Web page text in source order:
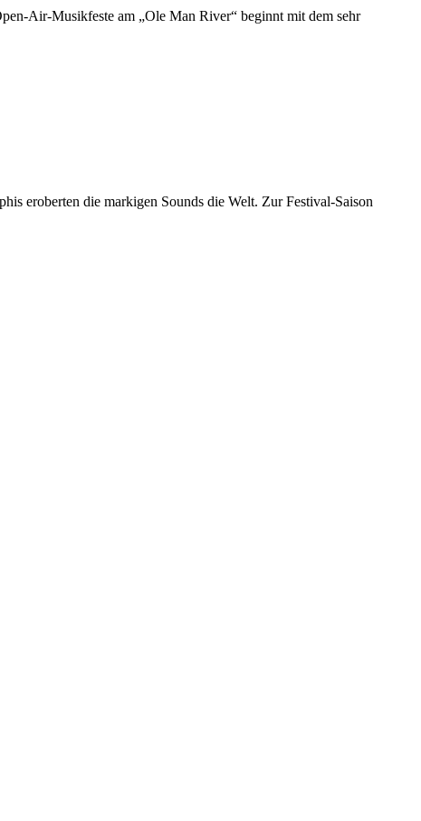
Air-Musikfeste am „Ole Man River“ beginnt mit dem sehr
eroberten die markigen Sounds die Welt. Zur Festival-Saison